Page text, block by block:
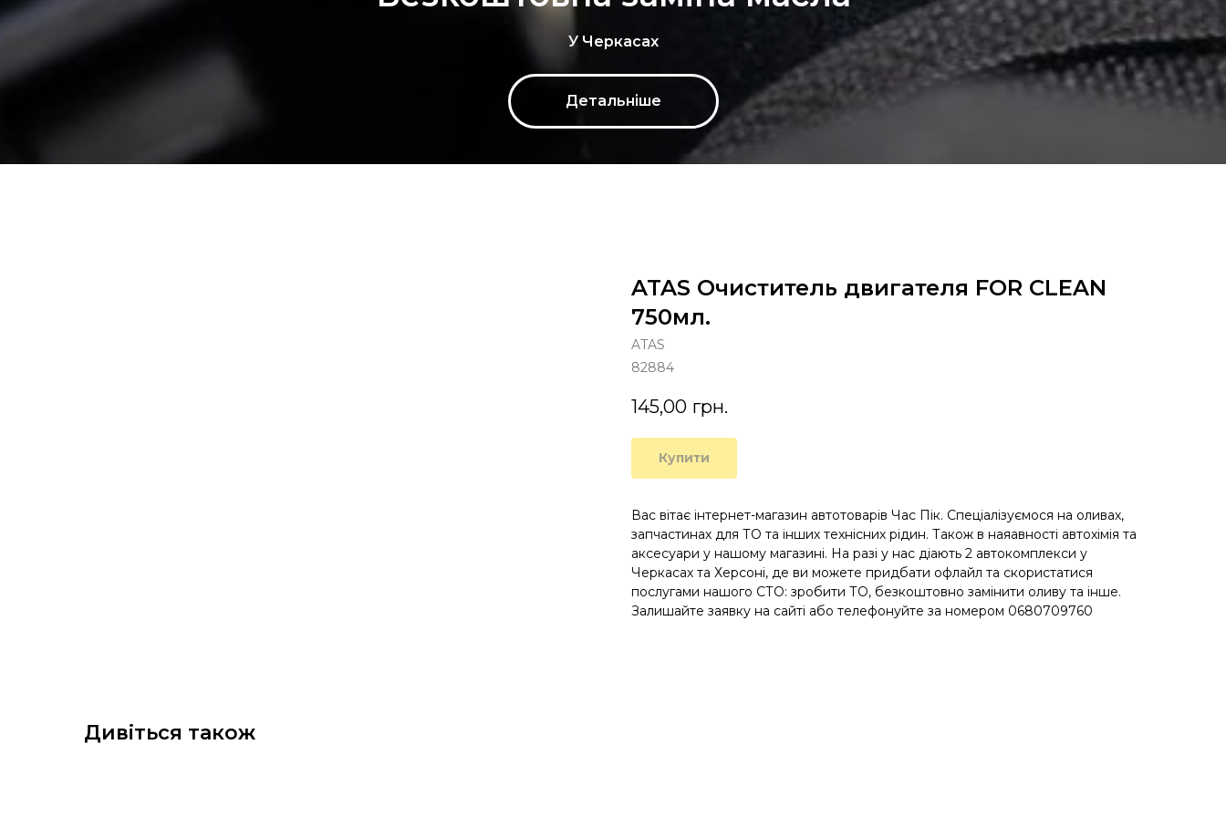
У Черкасах
Детальніше
ATAS Очиститель двигателя FOR CLEAN
750мл.
ATAS
82884
145,00 грн.
Купити
Вас вітає інтернет-магазин автотоварів Час Пік. Спеціалізуємося на оливах,
запчастинах для ТО та інших технісних рідин. Також в наяавності автохімія та
аксесуари у нашому магазині. На разі у нас діають 2 автокомплекси у
Черкасах та Херсоні, де ви можете придбати офлайл та скористатися
послугами нашого СТО: зробити ТО, безкоштовно замінити оливу та інше.
Залишайте заявку на сайті або телефонуйте за номером 0680709760
Дивіться також